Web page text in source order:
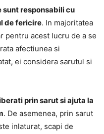
sunt responsabili cu
de fericire. In majoritatea
pentru acest lucru de a se
afectiunea si
ei considera sarutul si
prin sarut si ajuta la
. De asemenea, prin sarut
inlaturat, scapi de